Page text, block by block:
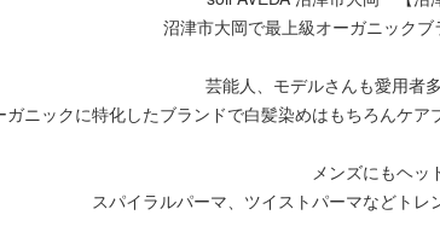
沼津市大岡で最上級オーガニック
芸能人、モデルさんも愛用者
ガニックに特化したブランドで白髪染めはもちろんケ
メンズにもヘッ
スパイラルパーマ、ツイストパーマなどト